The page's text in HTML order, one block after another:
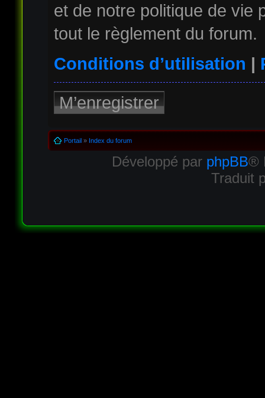
et de notre politique de vie
tout le règlement du forum.
Conditions d’utilisation |
M’enregistrer
Portail» Index du forum
Développé par phpBB®
Traduit